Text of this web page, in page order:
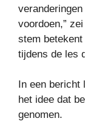
voordoen,”
stem
tijdens de les
In een
het idee dat
genomen.